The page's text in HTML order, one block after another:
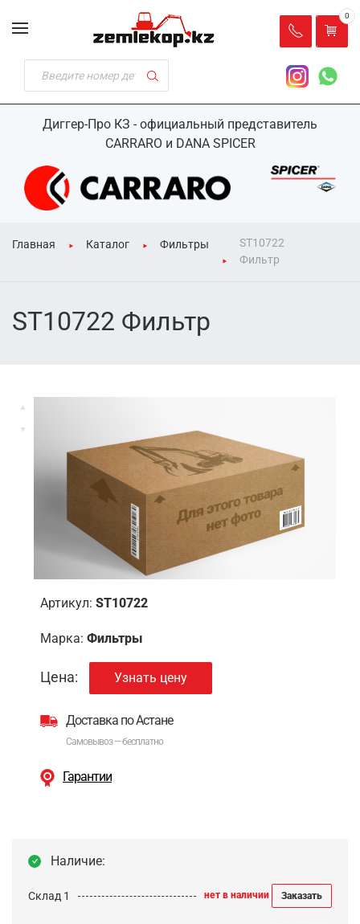
Диггер-Про КЗ - официальный представитель
CARRARO и DANA SPICER
0
Главная Каталог Фильтры
ST10722
Фильтр
ST10722 Фильтр
Артикул: ST10722
Марка: Фильтры
Цена: Узнать цену
Доставка по Астане
Самовывоз — бесплатно
Гарантии
Наличие:
Склад 1 нет в наличии Заказать